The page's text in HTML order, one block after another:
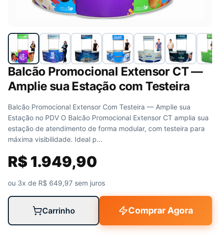
Balcão Promocional Extensor CT —
Amplie sua Estação com Testeira
Balcão Promocional Extensor Com Testeira — Amplie sua
Estação no PDV O Balcão Promocional Extensor CT amplia sua
estação de atendimento de forma modular, com testeira para
máxima visibilidade. Ideal p…
R$ 1.949,90
ou 3x de R$ 649,97 sem juros
Carrinho Comprar Agora